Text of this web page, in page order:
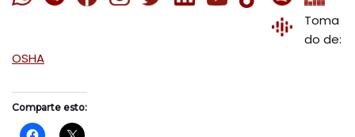
Toma
do de:
OSHA
Comparte esto: